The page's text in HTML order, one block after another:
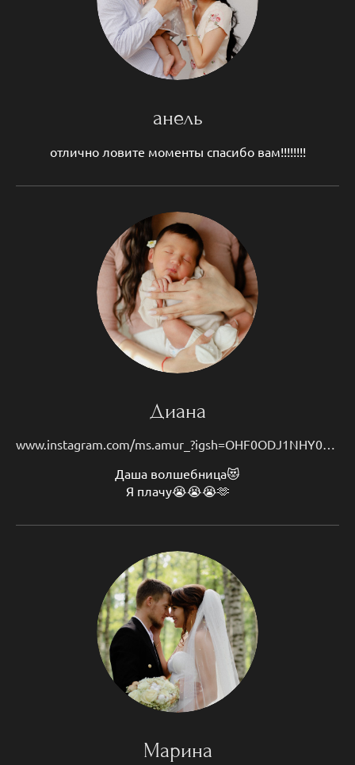
анель
отлично ловите моменты спасибо вам!!!!!!!!
Диана
Даша волшебница😻
Я плачу😭😭😭🫶
Марина